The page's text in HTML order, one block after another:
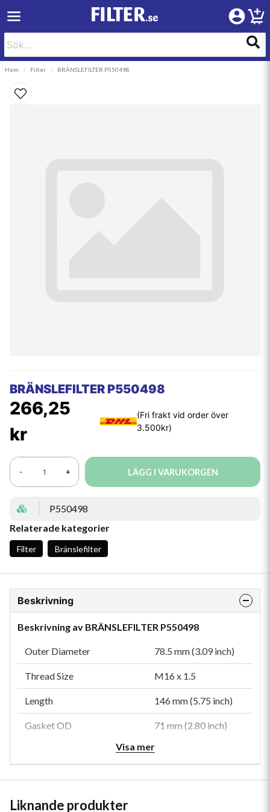
Hem Filter BRÄNSLEFILTER P550498
BRÄNSLEFILTER P550498
266,25
kr
- + LÄGG I VARUKORGEN
P550498
Relaterade kategorier
Filter Bränslefilter
Beskrivning
Beskrivning av BRÄNSLEFILTER P550498
Outer Diameter 78.5 mm (3.09 inch)
Thread Size M16 x 1.5
Length 146 mm (5.75 inch)
Gasket OD 71 mm (2.80 inch)
62 mm (2.44 inch)
Efficiency 99%
Visa mer
Liknande produkter